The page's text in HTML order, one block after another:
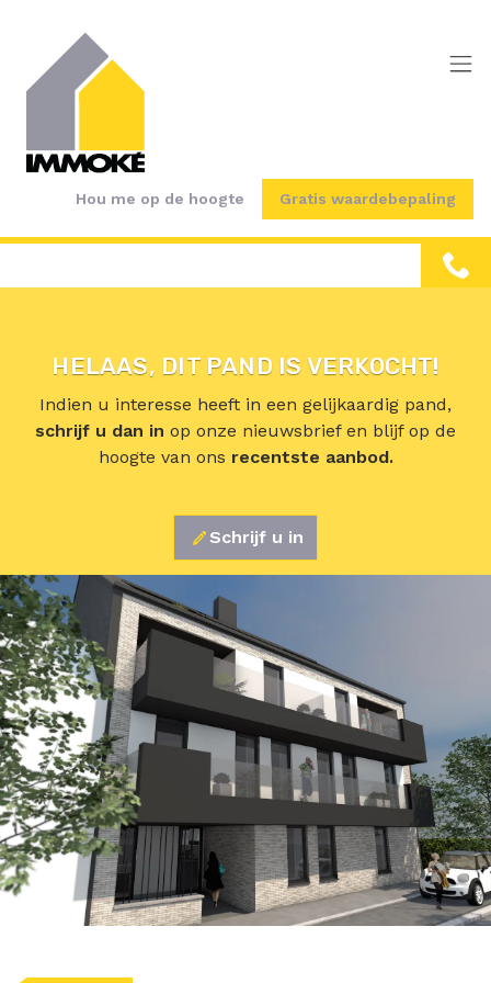
Hou me op de hoogte Gratis waardebepaling
HELAAS, DIT PAND IS VERKOCHT!
Indien u interesse heeft in een gelijkaardig pand,
schrijf u dan in op onze nieuwsbrief en blijf op de
hoogte van ons recentste aanbod.
Schrijf u in